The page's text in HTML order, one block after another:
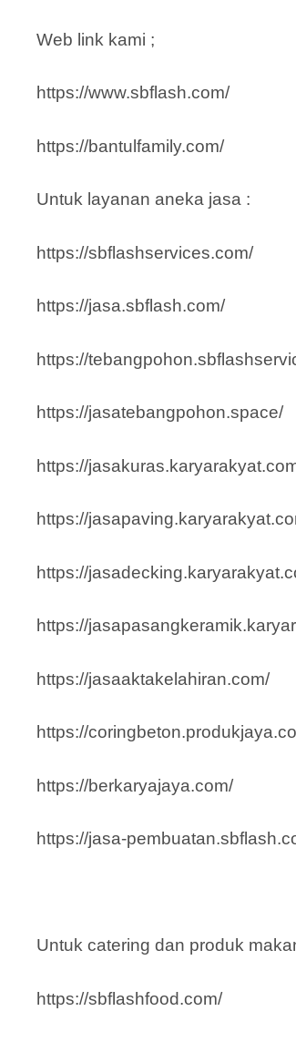
Web link kami ;
https://www.sbflash.com/
https://bantulfamily.com/
Untuk layanan aneka jasa :
https://sbflashservices.com/
https://jasa.sbflash.com/
https://
https://jasatebangpohon.space/
https://
https://
https://
https://
https://jasaaktakelahiran.com/
https://
https://berkaryajaya.com/
https://jasa-
Untuk catering dan produk
https://sbflashfood.com/